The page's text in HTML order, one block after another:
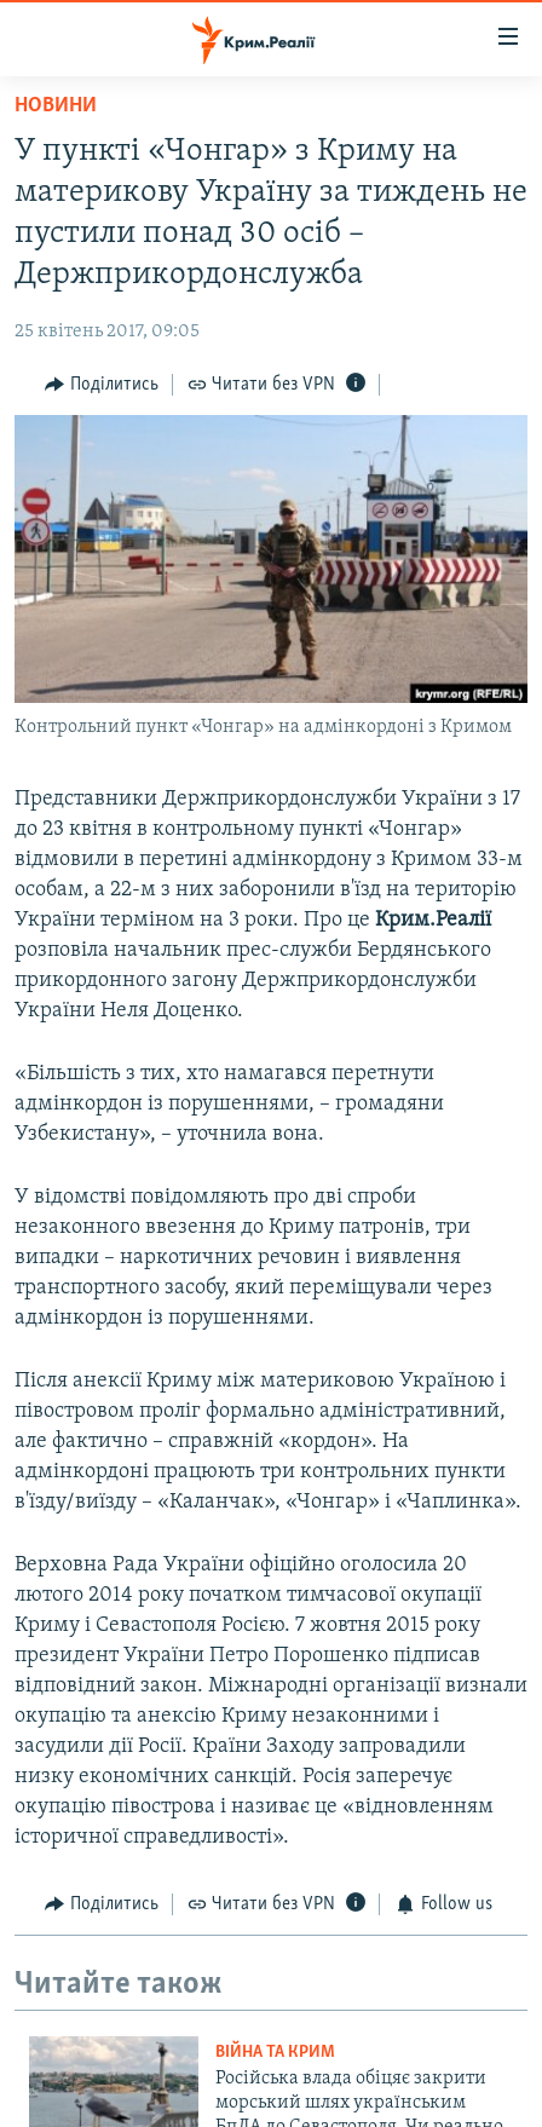
Перейти
основного
матеріалу
до
основної
Перейти
пошуку
ВОДА.КРИМ
ВІДЕО ТА ФОТО
ПОЛІТИКА
ІНТЕРВ'Ю
ВСЕ ЗА ДЕНЬ
СПЕЦПРОЕКТИ
ДЕПОРТАЦІЯ
ВІДЕОУРОКИ «ELIFBE»
СВІДЧЕННЯ ОКУПАЦІЇ
ІНФОГРАФІКА
ЯК ОБІЙТИ БЛОКУВАННЯ
Русский
ДОЛУЧАЙСЯ!
Усі сайти RFE/RL
НОВИНИ
У пункті «Чонгар» з Криму на
материкову Україну за тиждень не
пустили понад 30 осіб –
Держприкордонслужба
25 квітень 2017, 09:05
Поділитись Читати без VPN
Контрольний пункт «Чонгар» на адмінкордоні з Кримом
Представники Держприкордонслужби України з 17
до 23 квітня в контрольному пункті «Чонгар»
відмовили в перетині адмінкордону з Кримом 33-м
особам, а 22-м з них заборонили в'їзд на територію
України терміном на 3 роки. Про це Крим.Реалії
розповіла начальник прес-служби Бердянського
прикордонного загону Держприкордонслужби
України Неля Доценко.
«Більшість з тих, хто намагався перетнути
адмінкордон із порушеннями, – громадяни
Узбекистану», – уточнила вона.
У відомстві повідомляють про дві спроби
незаконного ввезення до Криму патронів, три
випадки – наркотичних речовин і виявлення
транспортного засобу, який переміщували через
адмінкордон із порушеннями.
Після анексії Криму між материковою Україною і
півостровом проліг формально адміністративний,
але фактично – справжній «кордон». На
адмінкордоні працюють три контрольних пункти
в'їзду/виїзду – «Каланчак», «Чонгар» і «Чаплинка».
Верховна Рада України офіційно оголосила 20
лютого 2014 року початком тимчасової окупації
Криму і Севастополя Росією. 7 жовтня 2015 року
президент України Петро Порошенко підписав
відповідний закон. Міжнародні організації визнали
окупацію та анексію Криму незаконними і
засудили дії Росії. Країни Заходу запровадили
низку економічних санкцій. Росія заперечує
окупацію півострова і називає це «відновленням
історичної справедливості».
Поділитись Читати без VPN Follow us
Читайте також
ВІЙНА ТА КРИМ
Російська влада обіцяє закрити
морський шлях українським